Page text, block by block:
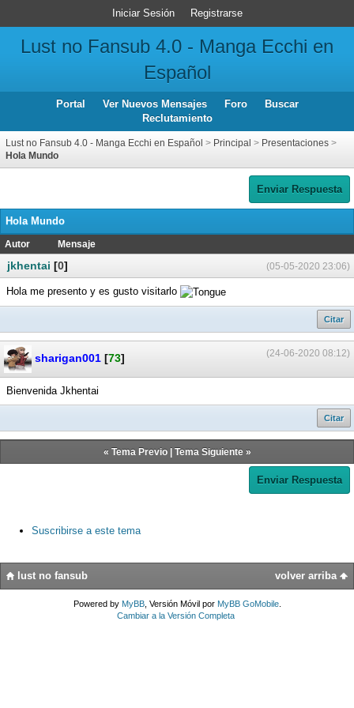
Iniciar Sesión Registrarse
Lust no Fansub 4.0 - Manga Ecchi en
Español
Portal Ver Nuevos Mensajes Foro
Buscar
Reclutamiento
Lust no Fansub 4.0 - Manga Ecchi en Español > Principal > Presentaciones >
Hola Mundo
Enviar Respuesta
Hola Mundo
Autor
Mensaje
(05-05-2020 23:06)
jkhentai [0]
Hola me presento y es gusto visitarlo
Citar
(24-06-2020 08:12)
sharigan001 [73]
Bienvenida Jkhentai
Citar
« Tema Previo| Tema Siguiente»
Enviar Respuesta
Suscribirse a este tema
volver arriba
lust no fansub
Powered by MyBB, Versión Móvil por MyBB GoMobile.
Cambiar a la Versión Completa